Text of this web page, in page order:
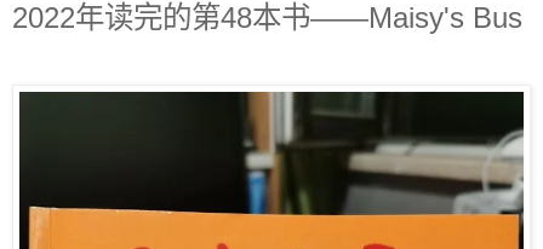
2022年读完的第48本书——Maisy's Bus